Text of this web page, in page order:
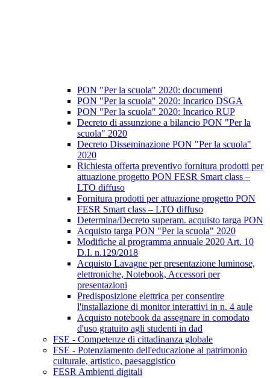
PON "Per la scuola" 2020: documenti
PON "Per la scuola" 2020: Incarico DSGA
PON "Per la scuola" 2020: Incarico RUP
Decreto di assunzione a bilancio PON "Per la
scuola" 2020
Decreto Disseminazione PON "Per la scuola"
2020
Richiesta offerta preventivo fornitura prodotti per
attuazione progetto PON FESR Smart class –
LTO diffuso
Fornitura prodotti per attuazione progetto PON
FESR Smart class – LTO diffuso
Determina/Decreto superam. acquisto targa PON
Acquisto targa PON "Per la scuola" 2020
Modifiche al programma annuale 2020 Art. 10
D.I. n.129/2018
Acquisto Lavagne per presentazione luminose,
elettroniche, Notebook, Accessori per
presentazioni
Predisposizione elettrica per consentire
l'installazione di monitor interattivi in n. 4 aule
Acquisto notebook da assegnare in comodato
d'uso gratuito agli studenti in dad
FSE - Competenze di cittadinanza globale
FSE - Potenziamento dell'educazione al patrimonio
culturale, artistico, paesaggistico
FESR Ambienti digitali